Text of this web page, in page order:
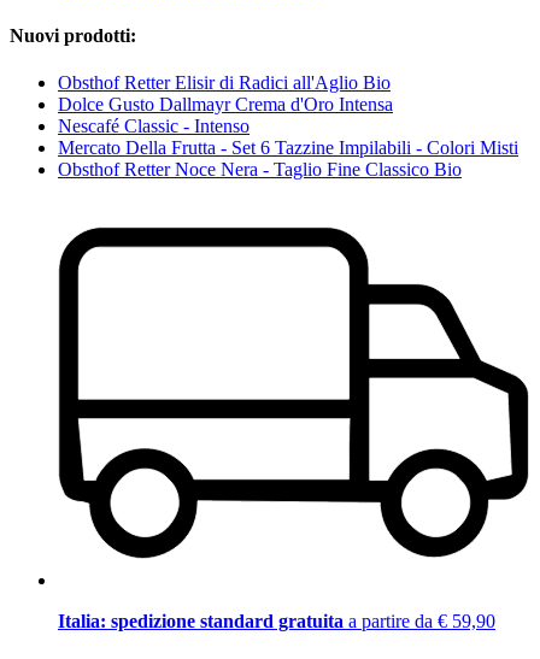
Nuovi prodotti:
Obsthof Retter Elisir di Radici all'Aglio Bio
Dolce Gusto Dallmayr Crema d'Oro Intensa
Nescafé Classic - Intenso
Mercato Della Frutta - Set 6 Tazzine Impilabili - Colori Misti
Obsthof Retter Noce Nera - Taglio Fine Classico Bio
Italia: spedizione standard gratuita a partire da € 59,90